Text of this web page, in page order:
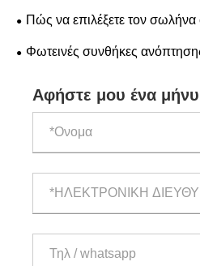
ραφή 304 από ανοξείδωτο
Πώς να επιλέξετε τον
για τις βιομηχανικές σας ανάγκες;
Φωτεινές συνθήκες
Αφήστε μου ένα